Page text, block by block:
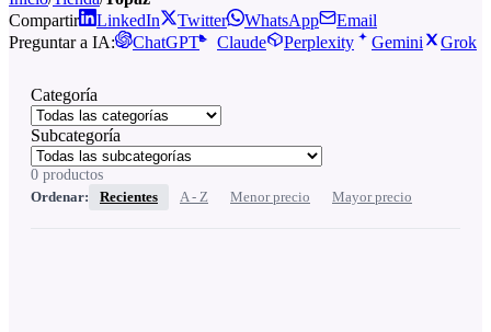
Compartir
LinkedIn Twitter WhatsApp
Email
Preguntar a IA:
ChatGPT Claude Perplexity Gemini Grok
Categoría
Subcategoría
0 productos
Ordenar:
Recientes A - Z Menor precio Mayor precio